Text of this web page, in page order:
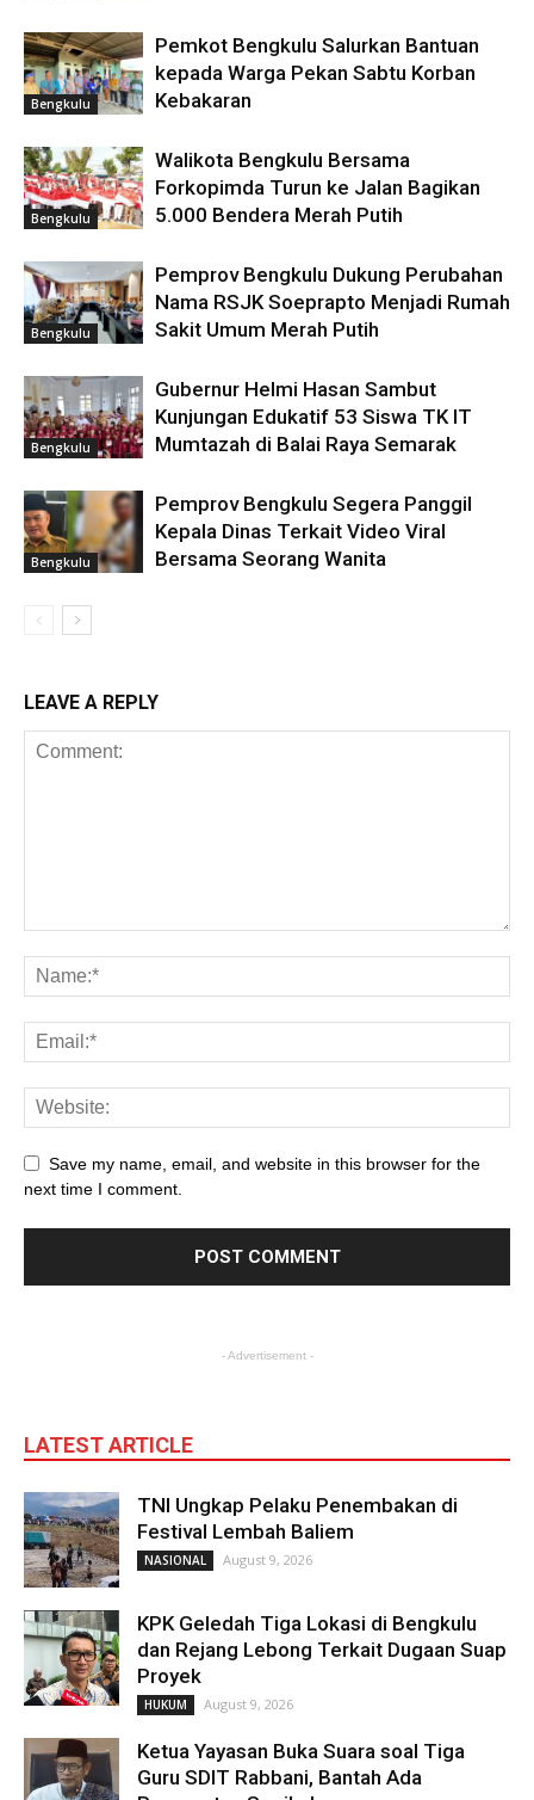
Bengkulu
Pemkot Bengkulu Salurkan Bantuan
kepada Warga Pekan Sabtu Korban
Kebakaran
Bengkulu
Walikota Bengkulu Bersama
Forkopimda Turun ke Jalan Bagikan
5.000 Bendera Merah Putih
Bengkulu
Pemprov Bengkulu Dukung Perubahan
Nama RSJK Soeprapto Menjadi Rumah
Sakit Umum Merah Putih
Bengkulu
Gubernur Helmi Hasan Sambut
Kunjungan Edukatif 53 Siswa TK IT
Mumtazah di Balai Raya Semarak
Bengkulu
Pemprov Bengkulu Segera Panggil
Kepala Dinas Terkait Video Viral
Bersama Seorang Wanita
LEAVE A REPLY
Save my name, email, and website in this browser for the
next time I comment.
- Advertisement -
LATEST ARTICLE
TNI Ungkap Pelaku Penembakan di
Festival Lembah Baliem
NASIONAL August 9, 2026
KPK Geledah Tiga Lokasi di Bengkulu
dan Rejang Lebong Terkait Dugaan Suap
Proyek
HUKUM August 9, 2026
Ketua Yayasan Buka Suara soal Tiga
Guru SDIT Rabbani, Bantah Ada